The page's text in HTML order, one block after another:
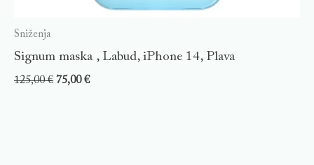
Sniženja
Signum maska , Labud, iPhone 14, Plava
125,00€ 75,00€